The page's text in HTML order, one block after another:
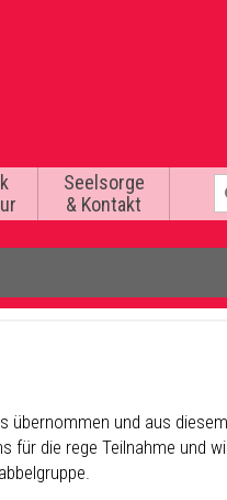
Seelsorge
& Kontakt
übernommen und aus
für die rege Teilnahme und